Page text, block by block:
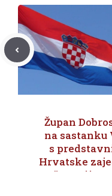
Župan
na sastanku
s
Hrvatske
županija,
općina i